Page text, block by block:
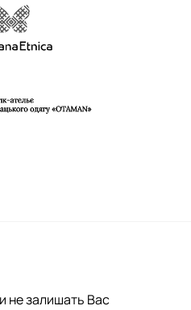
не залишать Вас